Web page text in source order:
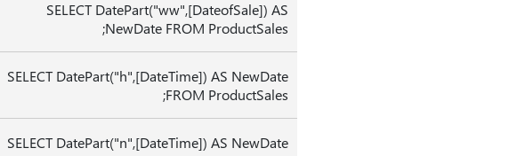
SELECT DatePart("ww",[DateofSale]) AS
NewDate FROM ProductSales;
SELECT DatePart("h",[DateTime]) AS NewDate
FROM ProductSales;
SELECT DatePart("n",[DateTime]) AS NewDate